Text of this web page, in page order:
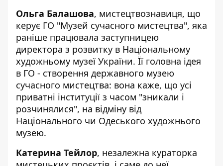
Ольга Балашова, мистецтвознавиця, що
керує ГО "Музей сучасного мистецтва", яка
раніше працювала заступницею
директора з розвитку в Національному
художньому музеї України. Її головна ідея
в ГО - створення державного музею
сучасного мистецтва: вона каже, що усі
приватні інституції з часом "зникали і
розчинялися", на відміну від
Національного чи Одеського художнього
музею.
Катерина Тейлор, незалежна кураторка